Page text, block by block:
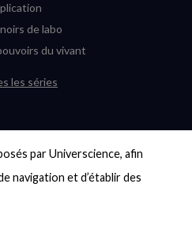
par Universcience, afin
navigation et d’établir des
de labo
du vivant
les séries
et pas de « Terre »
vue ?
les cryptos ?